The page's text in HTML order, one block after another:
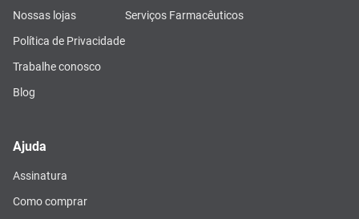
Nossas lojas
Política de Privacidade
Trabalhe conosco
Blog
Serviços Farmacêuticos
Ajuda
Assinatura
Como comprar